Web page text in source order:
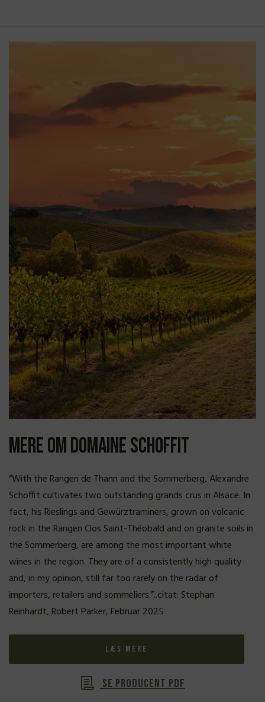
Mere om Domaine Schoffit
“With the Rangen de Thann and the Sommerberg, Alexandre
Schoffit cultivates two outstanding grands crus in Alsace. In
fact, his Rieslings and Gewürztraminers, grown on volcanic
rock in the Rangen Clos Saint-Théobald and on granite soils in
the Sommerberg, are among the most important white
wines in the region. They are of a consistently high quality
and, in my opinion, still far too rarely on the radar of
importers, retailers and sommeliers.”..citat: Stephan
Reinhardt, Robert Parker, Februar 2025
Læs mere
Se producent PDF